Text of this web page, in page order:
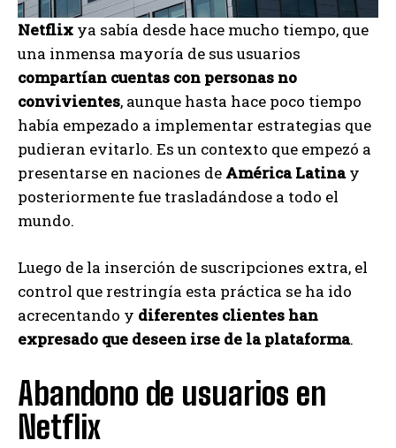
Netflix ya sabía desde hace mucho tiempo, que
una inmensa mayoría de sus usuarios
compartían cuentas con personas no
convivientes, aunque hasta hace poco tiempo
había empezado a implementar estrategias que
pudieran evitarlo. Es un contexto que empezó a
presentarse en naciones de América Latinay
posteriormente fue trasladándose a todo el
mundo.
Luego de la inserción de suscripciones extra, el
control que restringía esta práctica se ha ido
acrecentando y diferentes clientes han
expresado que deseen irse de la plataforma.
Abandono de usuarios en
Netflix